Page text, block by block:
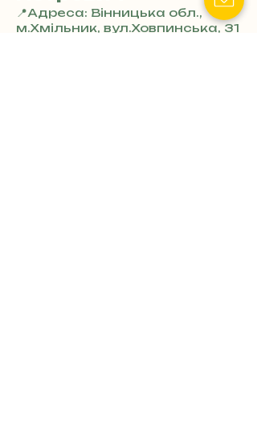
📍Адреса: Вінницька обл.,
м.Хмільник, вул.Ховпинська, 31